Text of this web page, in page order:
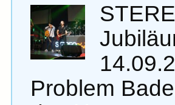
Problem